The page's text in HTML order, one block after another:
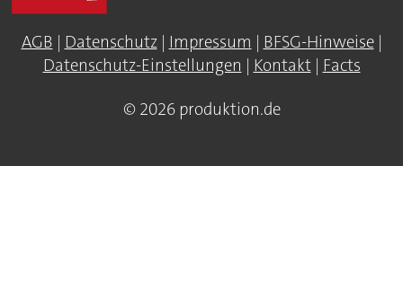
AGB | Datenschutz| Impressum | BFSG-Hinweise|
Datenschutz-Einstellungen | Kontakt| Facts
© 2026 produktion.de